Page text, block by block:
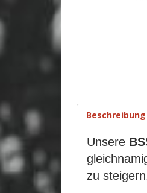
Beschreibung
Unsere
zu